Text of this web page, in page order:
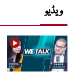
ویڈیو